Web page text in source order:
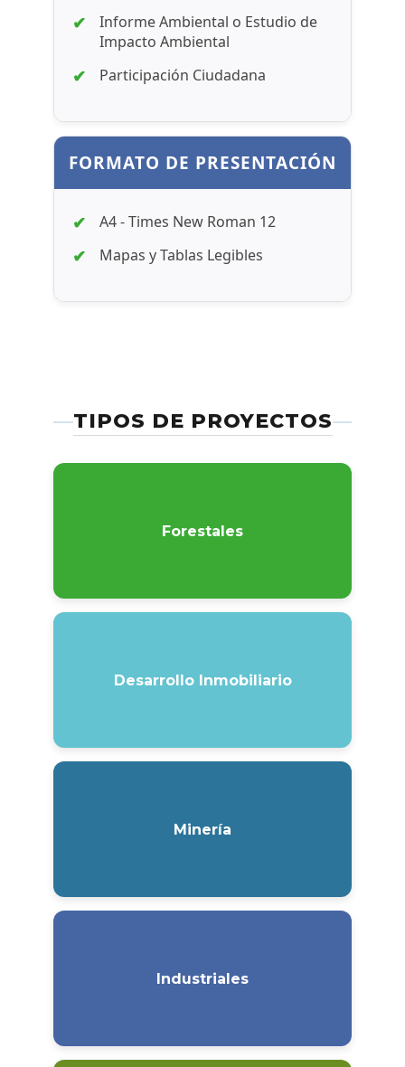
Informe Ambiental o Estudio de
Impacto Ambiental
Participación Ciudadana
FORMATO DE PRESENTACIÓN
A4 - Times New Roman 12
Mapas y Tablas Legibles
TIPOS DE PROYECTOS
Forestales
Desarrollo Inmobiliario
Minería
Industriales